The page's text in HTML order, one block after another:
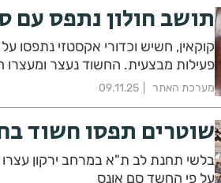
תושב חולון נתפס עם
קוקאין, חשיש וכדורי אקסטזי נתפסו
פעילות מבצעית. החשוד נעצר ומעצרו
מערכת האתר 09.11.25
שוטרים תפסו חשוד
בלשי תחנת לב ת"א במרחב ירקון
על פי החשד סם אונס